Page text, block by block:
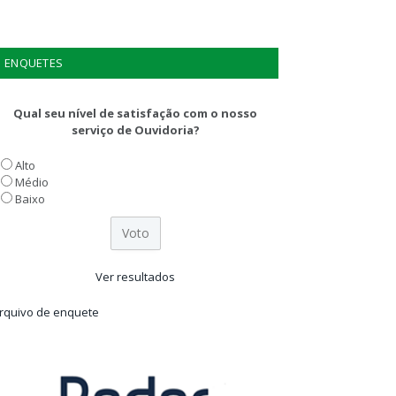
ENQUETES
Qual seu nível de satisfação com o nosso
serviço de Ouvidoria?
Alto
Médio
Baixo
Ver resultados
de enquete